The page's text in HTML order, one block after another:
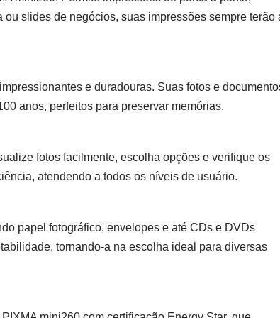
slides de negócios, suas impressões sempre terão
e duradouras. Suas fotos e
anos, perfeitos para preservar memórias.
fotos facilmente, escolha opções e verifique os
atendendo a todos os níveis de usuário.
papel fotográfico, envelopes e até CDs e DVDs
tornando-a na escolha ideal para diversas